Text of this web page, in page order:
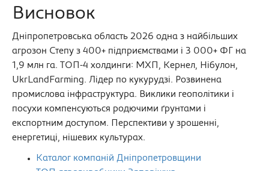
Висновок
Дніпропетровська область 2026 одна з найбільших
агрозон Степу з 400+ підприємствами і 3 000+ ФГ на
1,9 млн га. ТОП-4 холдинги: МХП, Кернел, Нібулон,
UkrLandFarming. Лідер по кукурудзі. Розвинена
промислова інфраструктура. Виклики геополітики і
посухи компенсуються родючими ґрунтами і
експортним доступом. Перспективи у зрошенні,
енергетиці, нішевих культурах.
Каталог компаній Дніпропетровщини